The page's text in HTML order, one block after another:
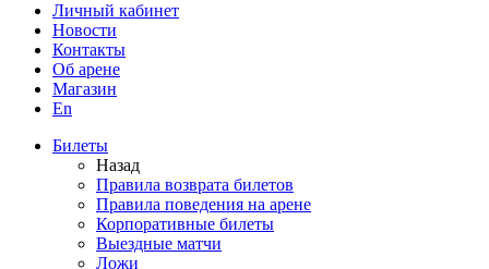
Личный кабинет
Новости
Контакты
Об арене
Магазин
En
Билеты
Назад
Правила возврата билетов
Правила поведения на арене
Корпоративные билеты
Выездные матчи
Ложи